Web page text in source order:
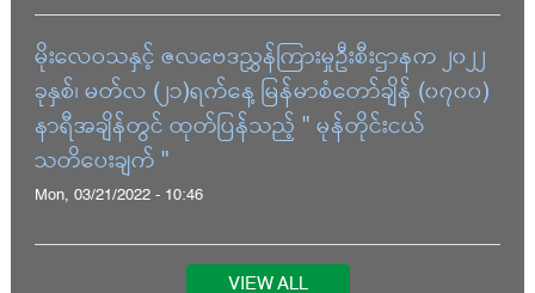
မိုးလေဝသနှင့် ဇလဗေဒညွှန်ကြားမှုဦးစီးဌာနက ၂၀၂၂
ခုနှစ်၊ မတ်လ (၂၁)ရက်နေ့ မြန်မာစံတော်ချိန် (၀၇၀၀)
နာရီအချိန်တွင် ထုတ်ပြန်သည့် " မုန်တိုင်းငယ်
သတိပေးချက် "
Mon, 03/21/2022 - 10:46
VIEW ALL